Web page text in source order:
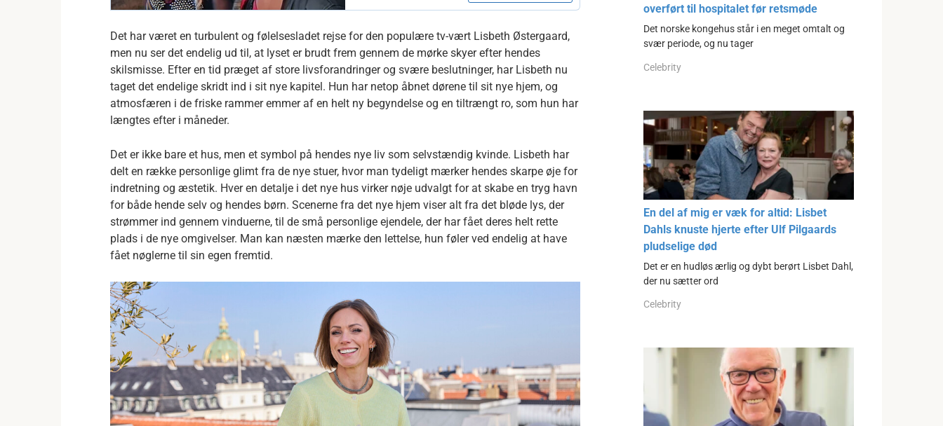
Det har været en turbulent og følelsesladet rejse for den populære tv-vært Lisbeth Østergaard,
men nu ser det endelig ud til, at lyset er brudt frem gennem de mørke skyer efter hendes
skilsmisse. Efter en tid præget af store livsforandringer og svære beslutninger, har Lisbeth nu
taget det endelige skridt ind i sit nye kapitel. Hun har netop åbnet dørene til sit nye hjem, og
atmosfæren i de friske rammer emmer af en helt ny begyndelse og en tiltrængt ro, som hun har
længtes efter i måneder.
Det er ikke bare et hus, men et symbol på hendes nye liv som selvstændig kvinde. Lisbeth har
delt en række personlige glimt fra de nye stuer, hvor man tydeligt mærker hendes skarpe øje for
indretning og æstetik. Hver en detalje i det nye hus virker nøje udvalgt for at skabe en tryg havn
for både hende selv og hendes børn. Scenerne fra det nye hjem viser alt fra det bløde lys, der
strømmer ind gennem vinduerne, til de små personlige ejendele, der har fået deres helt rette
plads i de nye omgivelser. Man kan næsten mærke den lettelse, hun føler ved endelig at have
fået nøglerne til sin egen fremtid.
overført til hospitalet før retsmøde
Det norske kongehus står i en meget omtalt og
svær periode, og nu tager
Celebrity
En del af mig er væk for altid: Lisbet
Dahls knuste hjerte efter Ulf Pilgaards
pludselige død
Det er en hudløs ærlig og dybt berørt Lisbet Dahl,
der nu sætter ord
Celebrity